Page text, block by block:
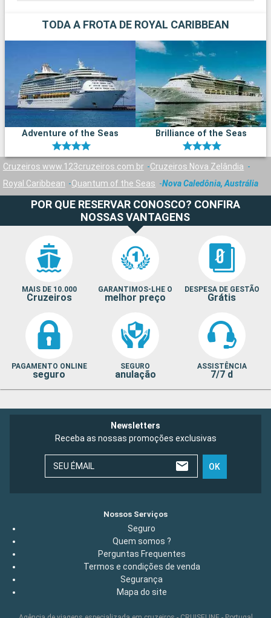
TODA A FROTA DE ROYAL CARIBBEAN
Adventure of the Seas Brilliance of the Seas
Cruzeiros www.123cruzeiros.com.br
Cruzeiros Nova Zelândia
Royal Caribbean
Quantum of the Seas Nova Caledônia, Austrália
POR QUE RESERVAR CONOSCO? CONFIRA
NOSSAS VANTAGENS
MAIS DE 10.000
Cruzeiros
GARANTIMOS-LHE O
melhor preço
DESPESA DE GESTÃO
Grátis
PAGAMENTO ONLINE
seguro
SEGURO
anulação
ASSISTÊNCIA
7/7 d
Newsletters
Receba as nossas promoções exclusivas
SEU ÉMAIL OK
Nossos Serviços
Seguro
Quem somos ?
Perguntas Frequentes
Termos e condições de venda
Segurança
Mapa do site